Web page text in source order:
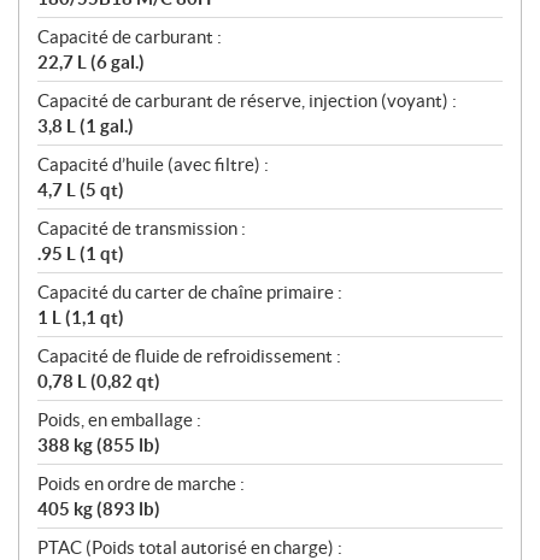
Capacité de carburant :
22,7 L (6 gal.)
Capacité de carburant de réserve, injection (voyant) :
3,8 L (1 gal.)
Capacité d’huile (avec filtre) :
4,7 L (5 qt)
Capacité de transmission :
.95 L (1 qt)
Capacité du carter de chaîne primaire :
1 L (1,1 qt)
Capacité de fluide de refroidissement :
0,78 L (0,82 qt)
Poids, en emballage :
388 kg (855 lb)
Poids en ordre de marche :
405 kg (893 lb)
PTAC (Poids total autorisé en charge) :